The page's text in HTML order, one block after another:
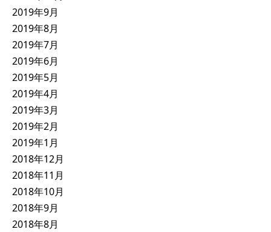
2019年9月
2019年8月
2019年7月
2019年6月
2019年5月
2019年4月
2019年3月
2019年2月
2019年1月
2018年12月
2018年11月
2018年10月
2018年9月
2018年8月